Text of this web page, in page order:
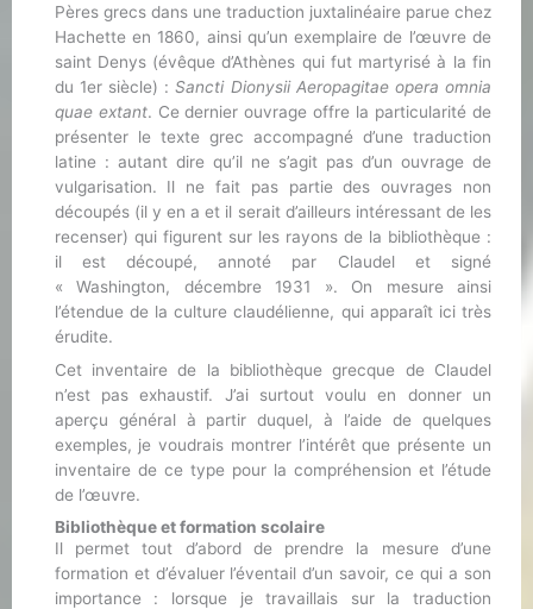
Pères grecs dans une traduction juxtalinéaire parue chez
Hachette en 1860, ainsi qu’un exemplaire de l’œuvre de
saint Denys (évêque d’Athènes qui fut martyrisé à la fin
du 1er siècle) :Sancti Dionysii Aeropagitae opera omnia
quae extant. Ce dernier ouvrage offre la particularité de
présenter le texte grec accompagné d’une traduction
latine : autant dire qu’il ne s’agit pas d’un ouvrage de
vulgarisation. Il ne fait pas partie des ouvrages non
découpés (il y en a et il serait d’ailleurs intéressant de les
recenser) qui figurent sur les rayons de la bibliothèque :
il est découpé, annoté par Claudel et signé
« Washington, décembre 1931 ». On mesure ainsi
l’étendue de la culture claudélienne, qui apparaît ici très
érudite.
Cet inventaire de la bibliothèque grecque de Claudel
n’est pas exhaustif. J’ai surtout voulu en donner un
aperçu général à partir duquel, à l’aide de quelques
exemples, je voudrais montrer l’intérêt que présente un
inventaire de ce type pour la compréhension et l’étude
de l’œuvre.
Bibliothèque et formation scolaire
Il permet tout d’abord de prendre la mesure d’une
formation et d’évaluer l’éventail d’un savoir, ce qui a son
importance : lorsque je travaillais sur la traduction